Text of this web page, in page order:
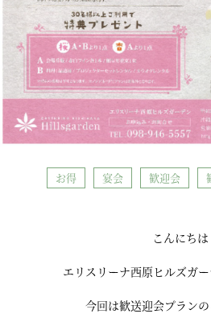
お得 宴会 歓迎会
こんにちは
エリスリーナ西原ヒルズガー
今回は歓送迎会プランの